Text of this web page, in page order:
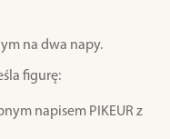
na dwa napy.
figurę:
napisem PIKEUR z